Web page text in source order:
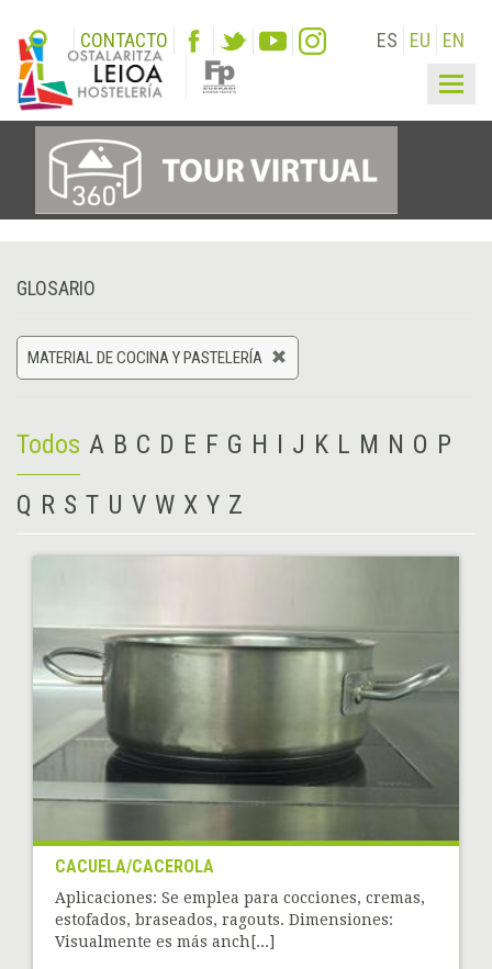
CONTACTO ES EU EN
GLOSARIO
MATERIAL DE COCINA Y PASTELERÍA
Todos A B C D E F G H I J K L M N O P
Q R S T U V W X Y Z
CACUELA/CACEROLA
Aplicaciones: Se emplea para cocciones, cremas,
estofados, braseados, ragouts. Dimensiones:
Visualmente es más anch[...]